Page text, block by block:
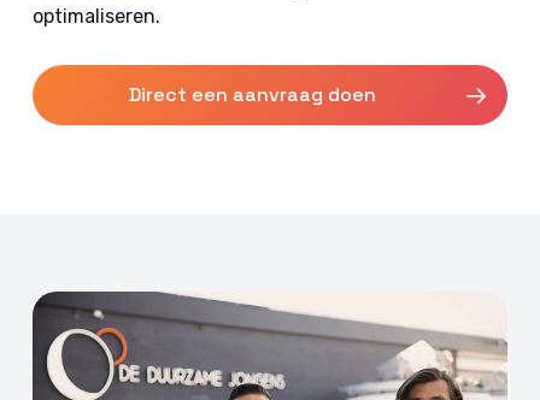
optimaliseren.
Direct een aanvraag doen